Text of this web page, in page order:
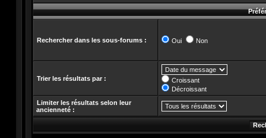
Rechercher dans les sous-forums : Oui Non
Trier les résultats par :
Croissant
Décroissant
Limiter les résultats selon leur
ancienneté :